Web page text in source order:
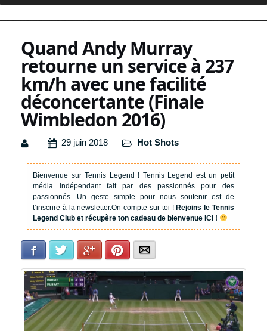
content
Quand Andy Murray
retourne un service à 237
km/h avec une facilité
déconcertante (Finale
Wimbledon 2016)
29 juin 2018 Hot Shots
Bienvenue sur Tennis Legend ! Tennis Legend est un petit
média indépendant fait par des passionnés pour des
passionnés. Un geste simple pour nous soutenir est de
t’inscrire à la newsletter.On compte sur toi !Rejoins le Tennis
Legend Club et récupère ton cadeau de bienvenue ICI !
Facebook Twitter Google+Pinterest